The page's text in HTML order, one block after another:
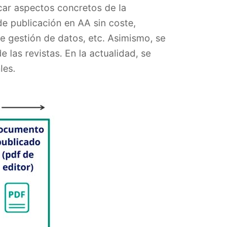
aspectos concretos de la
publicación en AA sin coste,
gestión de datos, etc. Asimismo, se
las revistas. En la actualidad, se